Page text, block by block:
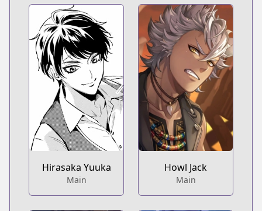
Hirasaka Yuuka
Main
Howl Jack
Main